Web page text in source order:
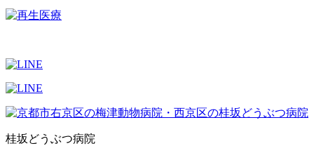
桂坂どうぶつ病院